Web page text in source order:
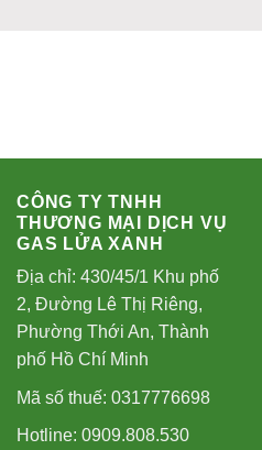
CÔNG TY TNHH
THƯƠNG MẠI DỊCH VỤ
GAS LỬA XANH
Địa chỉ: 430/45/1 Khu phố
2, Đường Lê Thị Riêng,
Phường Thới An, Thành
phố Hồ Chí Minh
Mã số thuế: 0317776698
Hotline: 0909.808.530